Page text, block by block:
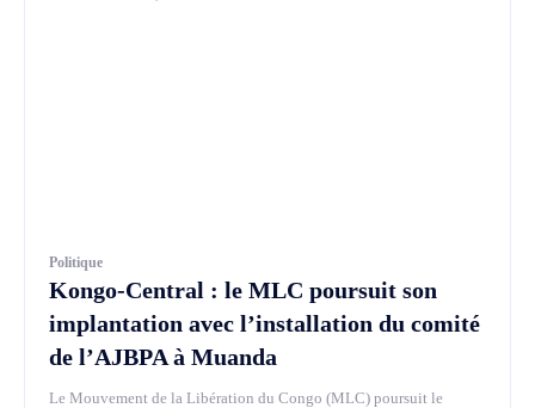
Politique
Kongo-Central : le MLC poursuit son
implantation avec l’installation du comité
de l’AJBPA à Muanda
Le Mouvement de la Libération du Congo (MLC) poursuit le